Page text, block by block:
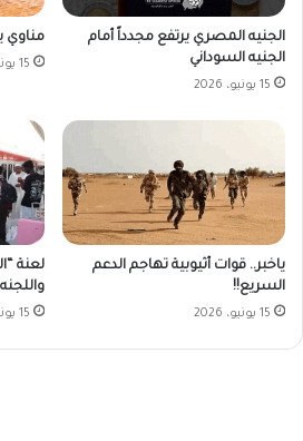
الجنيه المصري يرتفع مجدداً أمام
الجنيه السوداني
15 يونيو، 2026
مناوي
15 يونيو، 2026
ياخبر.. قوات أثيوبية تهاجم الدعم
السريع!!
15 يونيو، 2026
لعنة
15 يونيو، 2026